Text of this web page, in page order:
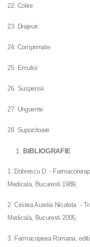
22. Colire
23. Drajeuri
24. Comprimate
25. Emulsii
26. Suspensii
27. Unguente
28. Supozitoare
BIBLIOGRAFIE
1. Dobrescu D. -
Medicala, Bucuresti 1989;
2. Cristea Aurelia Nicoleta -
Medicala, Bucuresti 2005;
3. Farmacopeea Romana,